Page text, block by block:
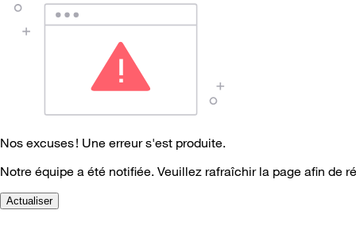
Nos excuses ! Une erreur s'est produite.
Notre équipe a été notifiée. Veuillez rafraîchir la page afin de
Actualiser